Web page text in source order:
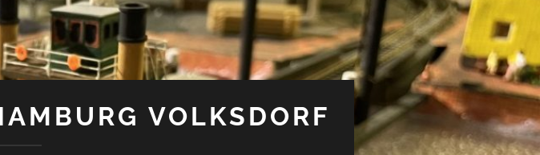
VOLKSDORF